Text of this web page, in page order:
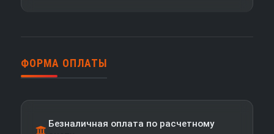
ФОРМА ОПЛАТЫ
Безналичная оплата по расчетному